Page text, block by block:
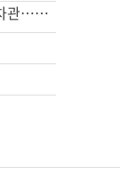
"中이 초청해주길 바라는 美국방 정책차관…中은 소극적"